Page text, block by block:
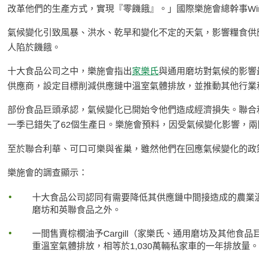
改革他們的生產方式，實現『零饑餓』。」國際樂施會總幹事
氣候變化引致風暴、洪水、乾旱和變化不定的天氣，影響糧食
人陷於饑餓。
十大食品公司之中，樂施會指出家樂氏與通用磨坊對氣候的影
供應商，設定目標削減供應鏈中溫室氣體排放，並推動其他行業
部份食品巨頭承認，氣候變化已開始令他們造成經濟損失。聯
一季已錯失了62個生產日。樂施會預料，因受氣候變化影響，
至於聯合利華、可口可樂與雀巢，雖然他們在回應氣候變化的
樂施會的調查顯示：
十大食品公司認同有需要降低其供應鏈中間接造成的農
磨坊和英聯食品之外。
一間售賣棕櫚油予Cargill（家樂氏、通用磨坊及其他食
重溫室氣體排放，相等於1,030萬輛私家車的一年排放量。